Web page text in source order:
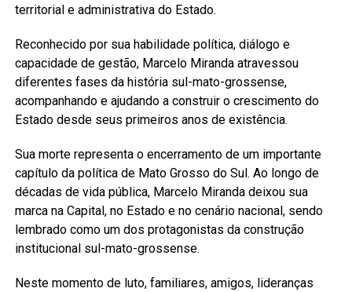
territorial e administrativa do Estado.
Reconhecido por sua habilidade política, diálogo e
capacidade de gestão, Marcelo Miranda atravessou
diferentes fases da história sul-mato-grossense,
acompanhando e ajudando a construir o crescimento do
Estado desde seus primeiros anos de existência.
Sua morte representa o encerramento de um importante
capítulo da política de Mato Grosso do Sul. Ao longo de
décadas de vida pública, Marcelo Miranda deixou sua
marca na Capital, no Estado e no cenário nacional, sendo
lembrado como um dos protagonistas da construção
institucional sul-mato-grossense.
Neste momento de luto, familiares, amigos, lideranças